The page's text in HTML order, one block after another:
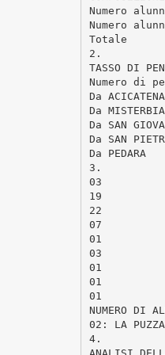
Numero
Numero
Totale
2.
TASSO DI
Numero di
Da ACICATENA
Da
Da SAN
Da SAN
Da PEDARA
3.
03
19
22
07
01
03
01
01
01
NUMERO DI
02: LA PUZZA
4.
ANALISI